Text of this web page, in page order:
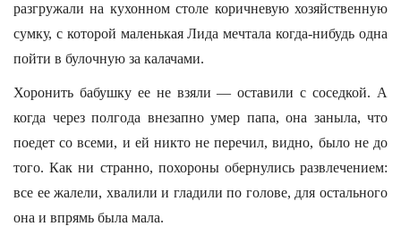
разгружали на кухонном столе коричневую хозяйственную
сумку, с которой маленькая Лида мечтала когда-нибудь одна
пойти в булочную за калачами.
Хоронить бабушку ее не взяли — оставили с соседкой. А
когда через полгода внезапно умер папа, она заныла, что
поедет со всеми, и ей никто не перечил, видно, было не до
того. Как ни странно, похороны обернулись развлечением:
все ее жалели, хвалили и гладили по голове, для остального
она и впрямь была мала.